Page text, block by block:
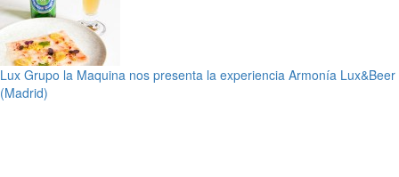
Lux Grupo la Maquina nos presenta la experiencia Armonía Lux&Beer
(Madrid)